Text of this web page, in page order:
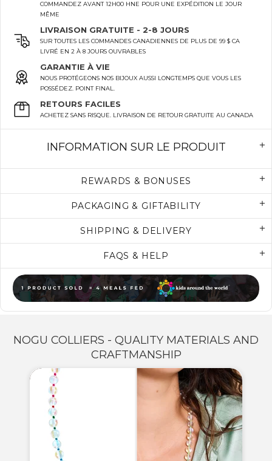
COMMANDEZ AVANT 12H00 HNE POUR UNE EXPÉDITION LE JOUR
MÊME
LIVRAISON GRATUITE - 2-8 JOURS
SUR TOUTES LES COMMANDES CANADIENNES DE PLUS DE 99 $ CA
LIVRÉ EN 2 À 8 JOURS OUVRABLES
GARANTIE À VIE
NOUS PROTÉGEONS NOS BIJOUX AUSSI LONGTEMPS QUE VOUS LES
POSSÉDEZ. POINT FINAL.
RETOURS FACILES
ACHETEZ SANS RISQUE. LIVRAISON DE RETOUR GRATUITE AU CANADA
INFORMATION SUR LE PRODUIT
REWARDS & BONUSES
PACKAGING & GIFTABILITY
SHIPPING & DELIVERY
FAQS & HELP
NOGU COLLIERS - QUALITY MATERIALS AND
CRAFTMANSHIP